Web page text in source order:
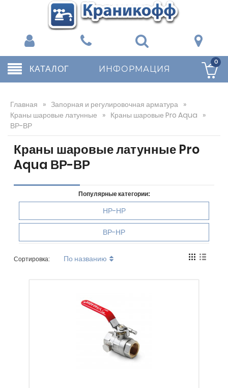
КАТАЛОГ ИНФОРМАЦИЯ
0
Главная » Запорная и регулировочная арматура »
Краны шаровые латунные » Краны шаровые Pro Aqua »
ВР-ВР
Краны шаровые латунные Pro
Aqua ВР-ВР
Популярные категории:
НР-НР
ВР-НР
Сортировка: По названию